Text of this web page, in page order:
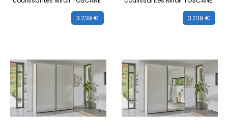
3 239 € 3 239 €